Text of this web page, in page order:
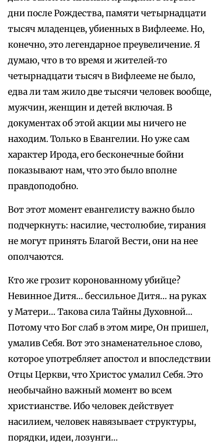
дни после Рождества, памяти четырнадцати
тысяч младенцев, убиенных в Вифлееме. Но,
конечно, это легендарное преувеличение. Я
думаю, что в то время и жителей‑то
четырнадцати тысяч в Вифлееме не было,
едва ли там жило две тысячи человек вообще,
мужчин, женщин и детей включая. В
документах об этой акции мы ничего не
находим. Только в Евангелии. Но уже сам
характер Ирода, его бесконечные бойни
показывают нам, что это было вполне
правдоподобно.
Вот этот момент евангелисту важно было
подчеркнуть: насилие, честолюбие, тирания
не могут принять Благой Вести, они на нее
ополчаются.
Кто же грозит коронованному убийце?
Невинное Дитя… бессильное Дитя… на руках
у Матери… Такова сила Тайны Духовной…
Потому что Бог слаб в этом мире, Он пришел,
умалив Себя. Вот это знаменательное слово,
которое употребляет апостол и впоследствии
Отцы Церкви, что Христос умалил Себя. Это
необычайно важный момент во всем
христианстве. Ибо человек действует
насилием, человек навязывает структуры,
порядки, идеи, лозунги…